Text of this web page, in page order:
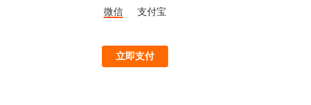
微信 支付宝
立即支付